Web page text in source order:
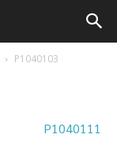
P1040103
P1040111